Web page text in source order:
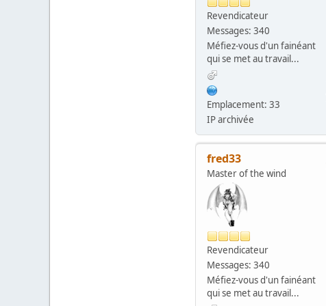
Revendicateur
Messages: 340
Méfiez-vous d'un fainéant
qui se met au travail...
Emplacement: 33
IP archivée
fred33
Master of the wind
Revendicateur
Messages: 340
Méfiez-vous d'un fainéant
qui se met au travail...